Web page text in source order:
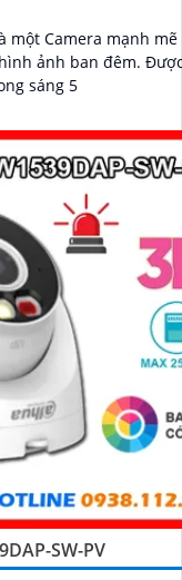
một Camera mạnh
ban đêm. Được trang
sáng 5
SW-PV